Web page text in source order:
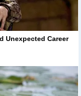
Unexpected Career